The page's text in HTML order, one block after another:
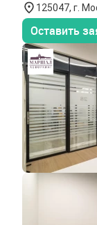
125047, г.
Оставить